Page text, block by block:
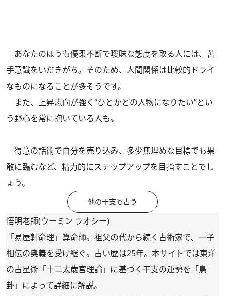
あなたのほうも優柔不断で曖昧な態度を取る人には、苦
手意識をいだきがち。そのため、人間関係は比較的ドライ
なものになることが多そうです。
また、上昇志向が強く“ひとかどの人物になりたい”とい
う野心を常に抱いている人も。
得意の話術で自分を売り込み、多少無理めな目標でも果
敢に臨むなど、精力的にステップアップを目指すことでし
ょう。
他の干支も占う
悟明老師(ウーミン ラオシー)
「易屋軒命理」算命師。祖父の代から続く占術家で、一子
相伝の奥義を受け継ぐ。占い歴は25年。本サイトでは東洋
の占星術「十二太歳宮理論」に基づく干支の運勢を「鳥
卦」によって詳細に解説。